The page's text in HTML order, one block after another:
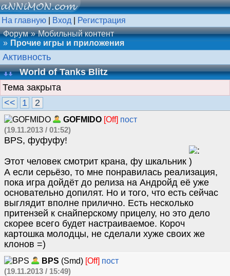
На главную Вход
Регистрация
Форум
Мобильный контент
Прочие игры и приложения
Активность
World of Tanks Blitz
Тема закрыта
<<
1 2
GOFMIDO [Off] пост
(19.11.2013 / 01:52)
BPS, фуфуфу!
Этот человек смотрит крана, фу шкальник
А если серьёзо, то мне понравилась реализация,
пока игра дойдёт до релиза на Андройд её уже
основательно допилят. Но и того, что есть сейчас
выглядит вполне прилично. Есть несколько
притензей к снайперскому прицелу, но это дело
скорее всего будет настраиваемое. Короч
картошка молодцы, не сделали хуже своих же
клонов =)
BPS (Smd) [Off] пост
(19.11.2013 / 15:49)